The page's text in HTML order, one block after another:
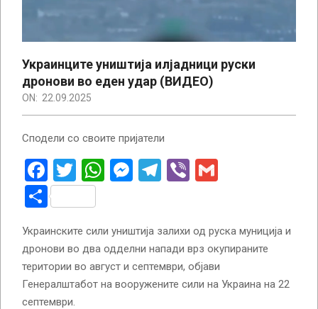
Украинците уништија илјадници руски
дронови во еден удар (ВИДЕО)
ON: 22.09.2025
Сподели со своите пријатели
Facebook
Twitter
WhatsApp
Messenger
Telegram
Viber
Share
Украинските сили уништија залихи од руска муниција и
дронови во два одделни напади врз окупираните
територии во август и септември, објави
Генералштабот на вооружените сили на Украина на 22
септември.